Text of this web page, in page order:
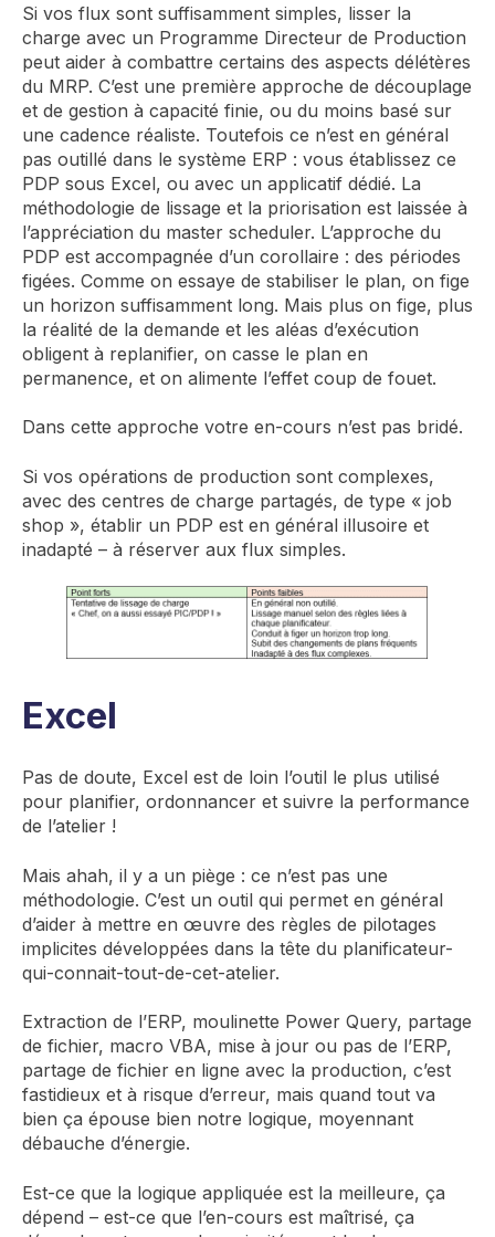
Si vos flux sont suffisamment simples, lisser la
charge avec un Programme Directeur de Production
peut aider à combattre certains des aspects délétères
du MRP. C’est une première approche de découplage
et de gestion à capacité finie, ou du moins basé sur
une cadence réaliste. Toutefois ce n’est en général
pas outillé dans le système ERP : vous établissez ce
PDP sous Excel, ou avec un applicatif dédié. La
méthodologie de lissage et la priorisation est laissée à
l’appréciation du master scheduler. L’approche du
PDP est accompagnée d’un corollaire : des périodes
figées. Comme on essaye de stabiliser le plan, on fige
un horizon suffisamment long. Mais plus on fige, plus
la réalité de la demande et les aléas d’exécution
obligent à replanifier, on casse le plan en
permanence, et on alimente l’effet coup de fouet.
Dans cette approche votre en-cours n’est pas bridé.
Si vos opérations de production sont complexes,
avec des centres de charge partagés, de type « job
shop », établir un PDP est en général illusoire et
inadapté – à réserver aux flux simples.
Excel
Pas de doute, Excel est de loin l’outil le plus utilisé
pour planifier, ordonnancer et suivre la performance
de l’atelier !
Mais ahah, il y a un piège : ce n’est pas une
méthodologie. C’est un outil qui permet en général
d’aider à mettre en œuvre des règles de pilotages
implicites développées dans la tête du planificateur-
qui-connait-tout-de-cet-atelier.
Extraction de l’ERP, moulinette Power Query, partage
de fichier, macro VBA, mise à jour ou pas de l’ERP,
partage de fichier en ligne avec la production, c’est
fastidieux et à risque d’erreur, mais quand tout va
bien ça épouse bien notre logique, moyennant
débauche d’énergie.
Est-ce que la logique appliquée est la meilleure, ça
dépend – est-ce que l’en-cours est maîtrisé, ça